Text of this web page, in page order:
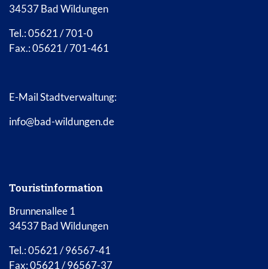
34537 Bad Wildungen
Tel.: 05621 / 701-0
Fax.: 05621 / 701-461
E-Mail Stadtverwaltung:
info@bad-wildungen.de
Touristinformation
Brunnenallee 1
34537 Bad Wildungen
Tel.: 05621 / 96567-41
Fax: 05621 / 96567-37